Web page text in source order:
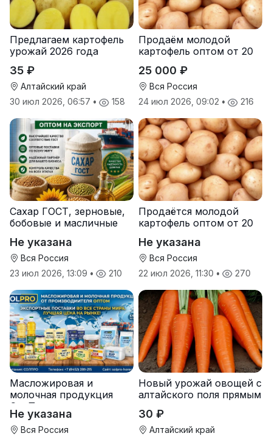
Предлагаем картофель
урожай 2026 года
35 ₽
Алтайский край
30 июл 2026, 06:57 • 158
Продаём молодой
картофель оптом от 20
25 000 ₽
Вся Россия
24 июл 2026, 09:02 • 216
Сахар ГОСТ, зерновые,
бобовые и масличные
Не указана
Вся Россия
23 июл 2026, 13:09 • 210
Продаётся молодой
картофель оптом от 20
Не указана
Вся Россия
22 июл 2026, 11:30 • 270
Масложировая и
молочная продукция
СолПро — экспортные
поставки
Не указана
Вся Россия
Новый урожай овощей с
алтайского поля прямым
30 ₽
Алтайский край